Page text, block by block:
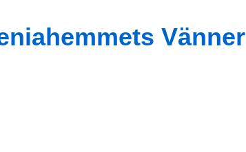
Vänner